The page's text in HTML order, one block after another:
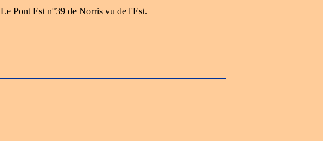
Le Pont Est n°39 de Norris vu de l'Est.